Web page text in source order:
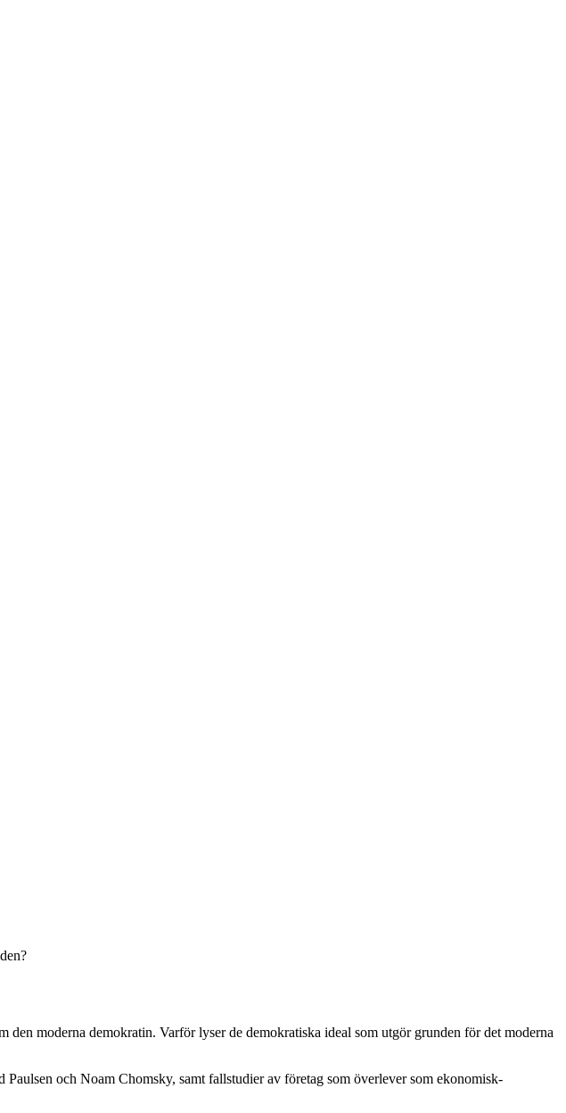
moderna demokratin. Varför lyser de demokratiska ideal som utgör grunden för det moderna
och Noam Chomsky, samt fallstudier av företag som överlever som ekonomisk-